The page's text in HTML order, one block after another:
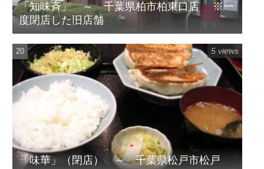
「知味斉」 ～ 千葉県柏市柏東口店 ※一
度閉店した旧店舗
「味華」（閉店） ～ 千葉県松戸市松戸
5 views